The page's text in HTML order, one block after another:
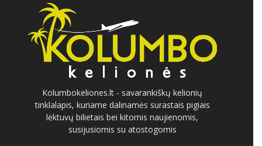
Kolumbokeliones.lt - savarankiškų kelionių
tinklalapis, kuriame dalinamės surastais pigiais
lėktuvų bilietais bei kitomis naujienomis,
susijusiomis su atostogomis